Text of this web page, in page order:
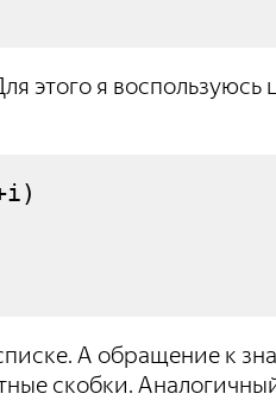
этого я
)
А обращение к
скобки.